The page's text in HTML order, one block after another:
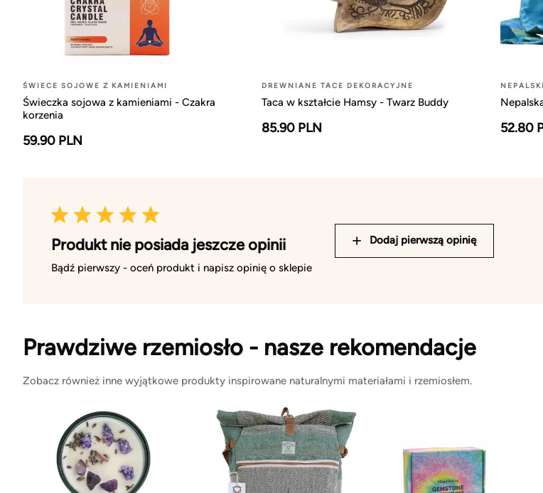
ŚWIECE SOJOWE Z KAMIENIAMI
Świeczka sojowa z kamieniami - Czakra
korzenia
59.90 PLN
DREWNIANE TACE DEKORACYJNE
Taca w kształcie Hamsy - Twarz Buddy
85.90 PLN 52.80
Produkt nie posiada jeszcze opinii
Bądź pierwszy - oceń produkt i napisz opinię o sklepie
Dodaj pierwszą opinię
Prawdziwe rzemiosło - nasze rekomendacje
Zobacz również inne wyjątkowe produkty inspirowane naturalnymi materiałami i rzemiosłem.